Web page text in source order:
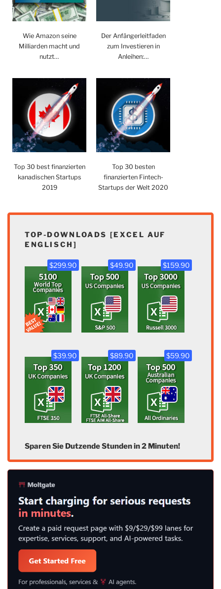
Wie Amazon seine
Milliarden macht und
nutzt…
Der Anfängerleitfaden
zum Investieren in
Anleihen:…
Top 30 best finanzierten
kanadischen Startups
2019
Top 30 besten
finanzierten Fintech-
Startups der Welt 2020
TOP-DOWNLOADS [EXCEL AUF
ENGLISCH]
$299.90 $49.90 $159.90
$39.90 $89.90 $59.90
Sparen Sie Dutzende Stunden in 2 Minuten!